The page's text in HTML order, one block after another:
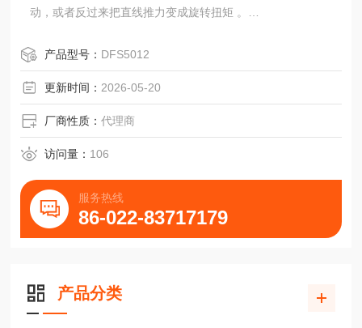
动，或者反过来把直线推力变成旋转扭矩 。
产品型号： DFS5012
更新时间： 2026-05-20
厂商性质：代理商
访问量： 106
服务热线
86-022-83717179
产品分类